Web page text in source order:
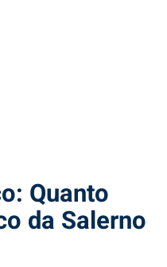
Quanto
da Salerno